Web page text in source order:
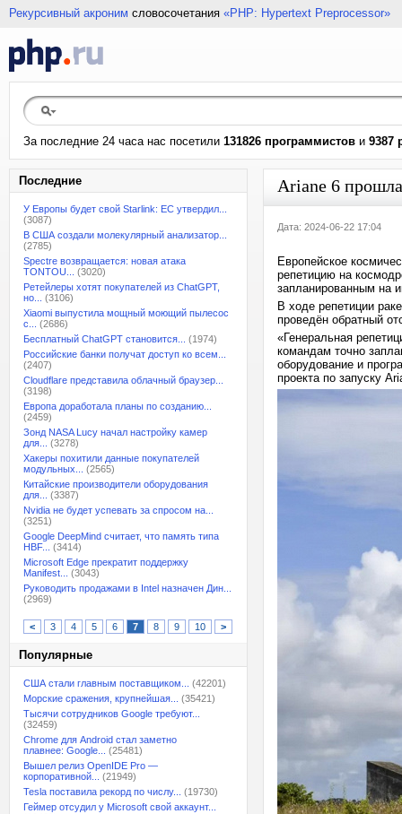
Рекурсивный акроним словосочетания «PHP: Hypertext Preprocessor»
За последние 24 часа нас посетили 131826 программистов и 9387
Последние
У Европы будет свой Starlink: ЕС утвердил...
(3087)
В США создали молекулярный анализатор...
(2785)
Spectre возвращается: новая атака
TONTOU...
(3020)
Ретейлеры хотят покупателей из ChatGPT,
но...
(3106)
Xiaomi выпустила мощный моющий пылесос
с...
(2686)
Бесплатный ChatGPT становится...
(1974)
Российские банки получат доступ ко всем...
(2407)
Cloudflare представила облачный браузер...
(3198)
Европа доработала планы по созданию...
(2459)
Зонд NASA Lucy начал настройку камер
для...
(3278)
Хакеры похитили данные покупателей
модульных...
(2565)
Китайские производители оборудования
для...
(3387)
Nvidia не будет успевать за спросом на...
(3251)
Google DeepMind считает, что память типа
HBF...
(3414)
Microsoft Edge прекратит поддержку
Manifest...
(3043)
Руководить продажами в Intel назначен Дин...
(2969)
< 3 4 5 6 7 8 9 10 >
Популярные
США стали главным поставщиком...
(42201)
Морские сражения, крупнейшая...
(35421)
Тысячи сотрудников Google требуют...
(32459)
Chrome для Android стал заметно
плавнее: Google...
(25481)
Вышел релиз OpenIDE Pro —
корпоративной...
(21949)
Tesla поставила рекорд по числу...
(19730)
Геймер отсудил у Microsoft свой аккаунт...
Ariane 6
Дата: 2024-06-22 17:04
Европейское
репетицию на
запланированным на
В ходе репетиции
проведён обратный
«Генеральная
командам точно
оборудование и
проекта по запуску